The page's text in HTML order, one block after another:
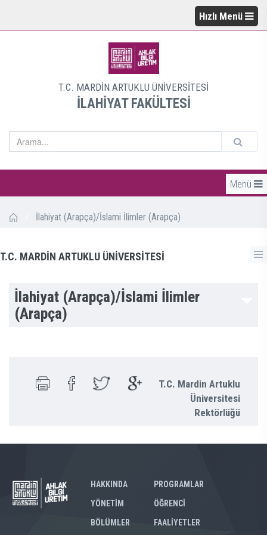
Hızlı Menü
T.C. MARDİN ARTUKLU ÜNİVERSİTESİ
İLAHİYAT FAKÜLTESİ
Menü
İlahiyat (Arapça)/İslami İlimler (Arapça)
T.C. MARDİN ARTUKLU ÜNİVERSİTESİ
İlahiyat (Arapça)/İslami İlimler
(Arapça)
T.C. Mardin Artuklu
Üniversitesi
Rektörlüğü
HAKKINDA
YÖNETİM
BÖLÜMLER
PROGRAMLAR
ÖĞRENCİ
FAALİYETLER